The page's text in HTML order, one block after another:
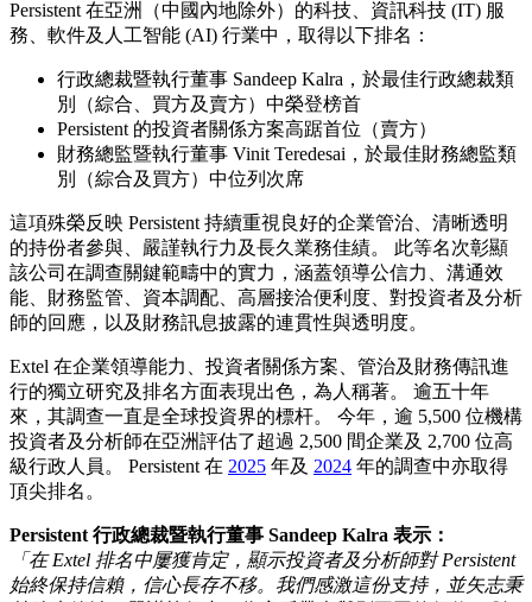
Persistent 在亞洲（中國內地除外）的科技、資訊科技 (IT) 服
務、軟件及人工智能 (AI) 行業中，取得以下排名：
行政總裁暨執行董事 Sandeep Kalra，於最佳行政總裁類
別（綜合、買方及賣方）中榮登榜首
Persistent 的投資者關係方案高踞首位（賣方）
財務總監暨執行董事 Vinit Teredesai，於最佳財務總監類
別（綜合及買方）中位列次席
這項殊榮反映 Persistent 持續重視良好的企業管治、清晰透明
的持份者參與、嚴謹執行力及長久業務佳績。 此等名次彰顯
該公司在調查關鍵範疇中的實力，涵蓋領導公信力、溝通效
能、財務監管、資本調配、高層接洽便利度、對投資者及分析
師的回應，以及財務訊息披露的連貫性與透明度。
Extel 在企業領導能力、投資者關係方案、管治及財務傳訊進
行的獨立研究及排名方面表現出色，為人稱著。 逾五十年
來，其調查一直是全球投資界的標杆。 今年，逾 5,500 位機構
投資者及分析師在亞洲評估了超過 2,500 間企業及 2,700 位高
級行政人員。 Persistent 在 2025 年及 2024 年的調查中亦取得
頂尖排名。
Persistent 行政總裁暨執行董事 Sandeep Kalra 表示：
「在 Extel 排名中屢獲肯定，顯示投資者及分析師對 Persistent
始終保持信賴，信心長存不移。 我們感激這份支持，並矢志秉